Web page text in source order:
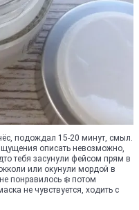
подождал 15-20 минут, смыл.
описать невозможно,
тебя засунули фейсом прям в
или окунули мордой в
понравилось ❄️ потом
не чувствуется, ходить с